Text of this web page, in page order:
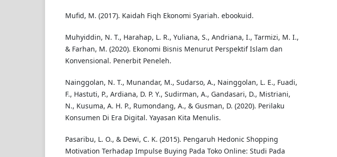
Mufid, M. (2017). Kaidah Fiqh Ekonomi Syariah. ebookuid.
Muhyiddin, N. T., Harahap, L. R., Yuliana, S., Andriana, I., Tarmizi, M. I.,
& Farhan, M. (2020). Ekonomi Bisnis Menurut Perspektif Islam dan
Konvensional. Penerbit Peneleh.
Nainggolan, N. T., Munandar, M., Sudarso, A., Nainggolan, L. E., Fuadi,
F., Hastuti, P., Ardiana, D. P. Y., Sudirman, A., Gandasari, D., Mistriani,
N., Kusuma, A. H. P., Rumondang, A., & Gusman, D. (2020). Perilaku
Konsumen Di Era Digital. Yayasan Kita Menulis.
Pasaribu, L. O., & Dewi, C. K. (2015). Pengaruh Hedonic Shopping
Motivation Terhadap Impulse Buying Pada Toko Online: Studi Pada